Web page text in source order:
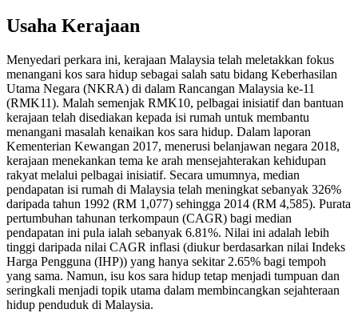
Usaha Kerajaan
Menyedari perkara ini, kerajaan Malaysia telah meletakkan fokus
menangani kos sara hidup sebagai salah satu bidang Keberhasilan
Utama Negara (NKRA) di dalam Rancangan Malaysia ke-11
(RMK11). Malah semenjak RMK10, pelbagai inisiatif dan bantuan
kerajaan telah disediakan kepada isi rumah untuk membantu
menangani masalah kenaikan kos sara hidup. Dalam laporan
Kementerian Kewangan 2017, menerusi belanjawan negara 2018,
kerajaan menekankan tema ke arah mensejahterakan kehidupan
rakyat melalui pelbagai inisiatif. Secara umumnya, median
pendapatan isi rumah di Malaysia telah meningkat sebanyak 326%
daripada tahun 1992 (RM 1,077) sehingga 2014 (RM 4,585). Purata
pertumbuhan tahunan terkompaun (CAGR) bagi median
pendapatan ini pula ialah sebanyak 6.81%. Nilai ini adalah lebih
tinggi daripada nilai CAGR inflasi (diukur berdasarkan nilai Indeks
Harga Pengguna (IHP)) yang hanya sekitar 2.65% bagi tempoh
yang sama. Namun, isu kos sara hidup tetap menjadi tumpuan dan
seringkali menjadi topik utama dalam membincangkan sejahteraan
hidup penduduk di Malaysia.